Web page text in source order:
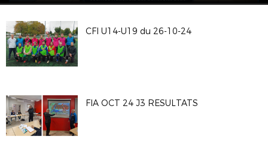
CFI U14-U19 du 26-10-24
FIA OCT 24 J3 RESULTATS